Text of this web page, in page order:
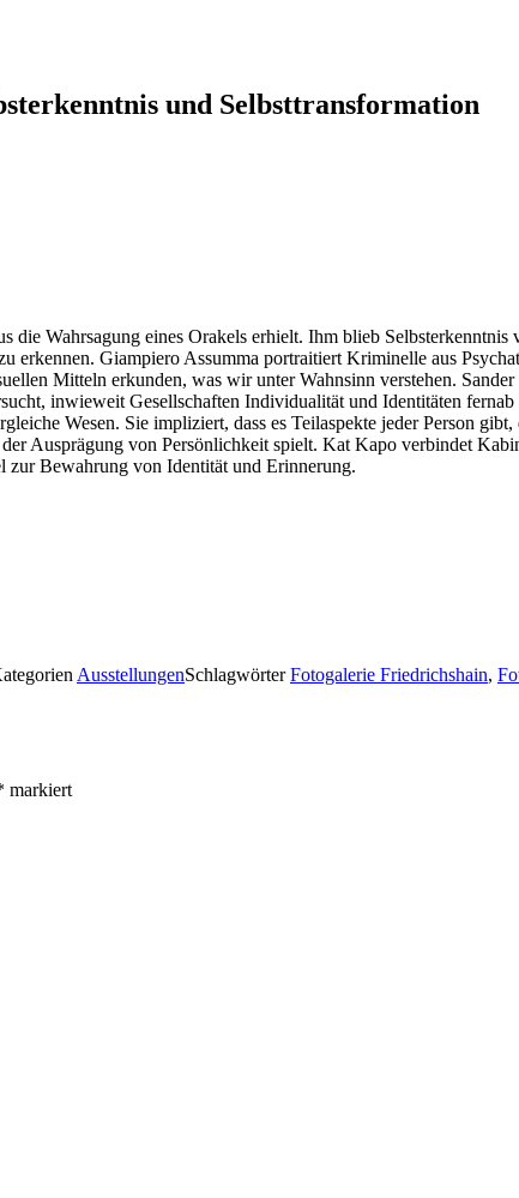
und Selbsttransformation
die Wahrsagung eines Orakels erhielt. Ihm blieb
erkennen. Giampiero Assumma portraitiert Kriminelle aus
Mitteln erkunden, was wir unter Wahnsinn verstehen.
inwieweit Gesellschaften Individualität und Identitäten
Wesen. Sie impliziert, dass es Teilaspekte jeder Person
Ausprägung von Persönlichkeit spielt. Kat Kapo verbindet
zur Bewahrung von Identität und Erinnerung.
AusstellungenSchlagwörterFotogalerie Friedrichshain,
markiert